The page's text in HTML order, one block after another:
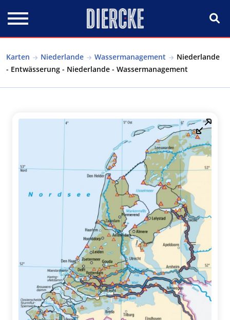
Karten Niederlande Wassermanagement
Niederlande
- Entwässerung - Niederlande - Wassermanagement